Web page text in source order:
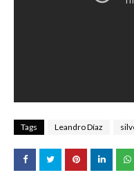
Tags Leandro Díaz